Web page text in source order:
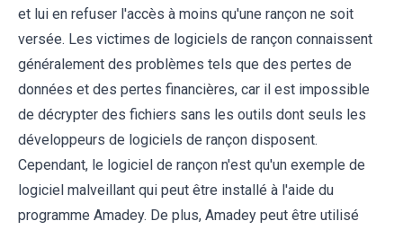
et lui en refuser l'accès à moins qu'une rançon ne soit
versée. Les victimes de logiciels de rançon connaissent
généralement des problèmes tels que des pertes de
données et des pertes financières, car il est impossible
de décrypter des fichiers sans les outils dont seuls les
développeurs de logiciels de rançon disposent.
Cependant, le logiciel de rançon n'est qu'un exemple de
logiciel malveillant qui peut être installé à l'aide du
programme Amadey. De plus, Amadey peut être utilisé